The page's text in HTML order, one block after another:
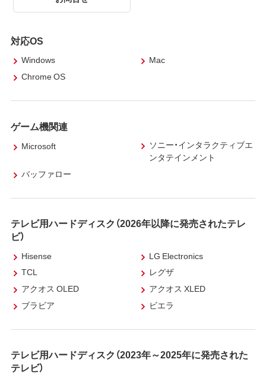
対応OS
Windows
Mac
Chrome OS
ゲーム機関連
Microsoft
ソニー・インタラクティブエ
ンタテインメント
バッファロー
テレビ用ハードディスク（2026年以降に発売されたテレ
ビ）
Hisense
LG Electronics
TCL
レグザ
アクオス OLED
アクオス XLED
ブラビア
ビエラ
テレビ用ハードディスク（2023年～2025年に発売された
テレビ）